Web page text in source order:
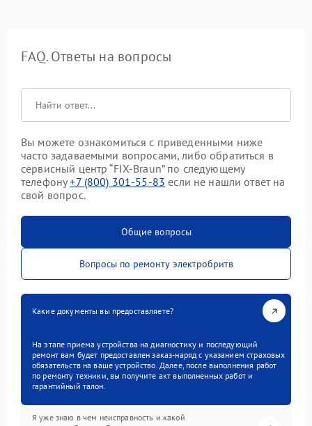
FAQ. Ответы на вопросы
Вы можете ознакомиться с приведенными ниже
часто задаваемыми вопросами, либо обратиться в
сервисный центр “FIX-Braun” по следующему
телефону+7 (800) 301-55-83 если не нашли ответ на
свой вопрос.
Общие вопросы
Вопросы по ремонту электробритв
Какие документы вы предоставляете?
На этапе приема устройства на диагностику и последующий
ремонт вам будет предоставлен заказ-наряд с указанием страховых
обязательств на ваше устройство. Далее, после выполнения работ
по ремонту техники, вы получите акт выполненных работ и
гарантийный талон.
Я уже знаю в чем неисправность и какой